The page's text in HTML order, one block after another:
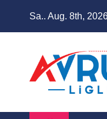
Sa.. Aug. 8th,